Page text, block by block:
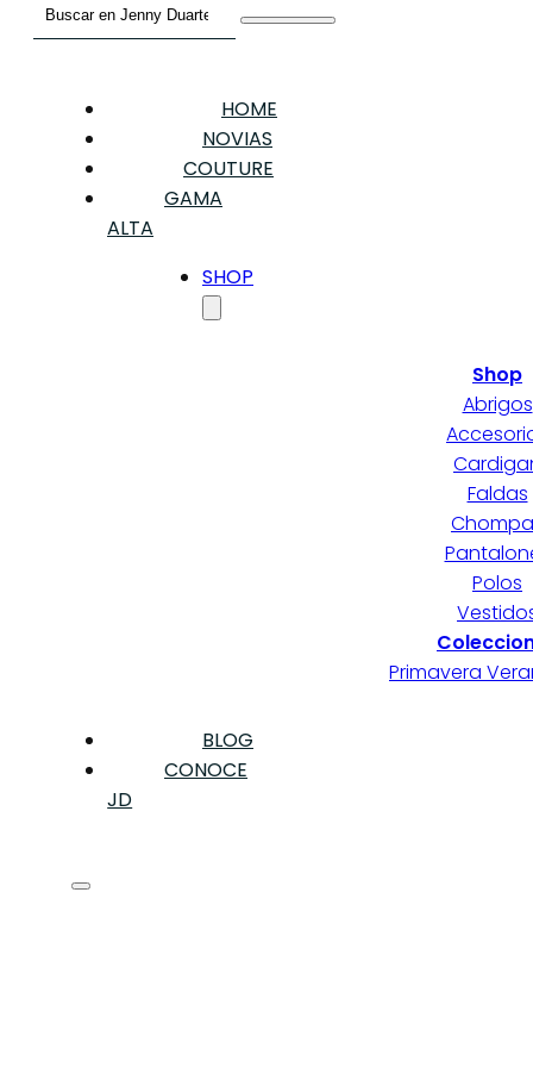
HOME
NOVIAS
COUTURE
GAMA
ALTA
SHOP
Shop
Abrigos
Faldas
Polos
Primavera
BLOG
CONOCE
JD